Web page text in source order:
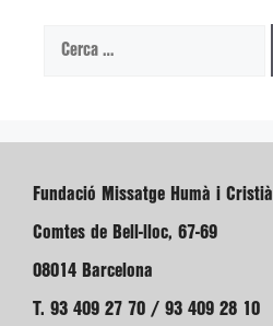
Cerca:
Fundació Missatge Humà i Cristià
Comtes de Bell-lloc, 67-69
08014 Barcelona
T. 93 409 27 70 / 93 409 28 10